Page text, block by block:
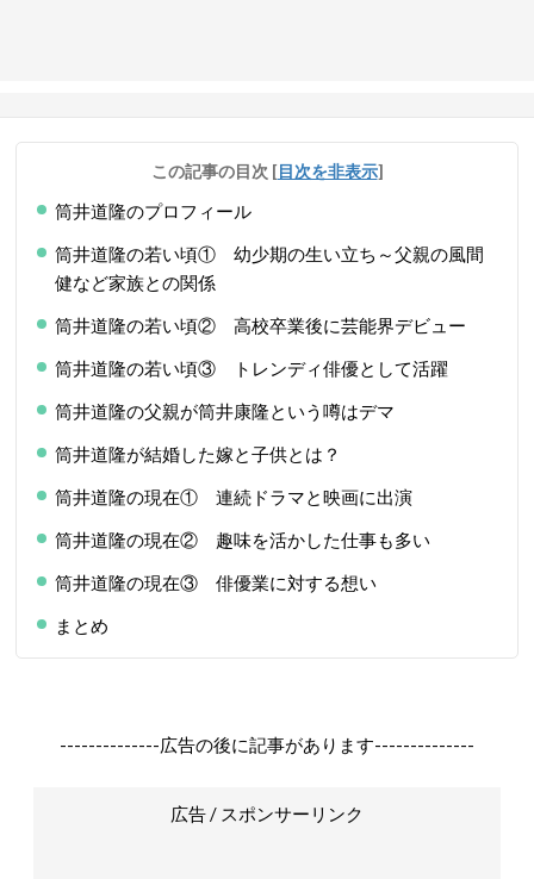
この記事の目次 [目次を非表示]
筒井道隆のプロフィール
筒井道隆の若い頃① 幼少期の生い立ち～父親の風間
健など家族との関係
筒井道隆の若い頃② 高校卒業後に芸能界デビュー
筒井道隆の若い頃③ トレンディ俳優として活躍
筒井道隆の父親が筒井康隆という噂はデマ
筒井道隆が結婚した嫁と子供とは？
筒井道隆の現在① 連続ドラマと映画に出演
筒井道隆の現在② 趣味を活かした仕事も多い
筒井道隆の現在③ 俳優業に対する想い
まとめ
--------------広告の後に記事があります--------------
広告 / スポンサーリンク